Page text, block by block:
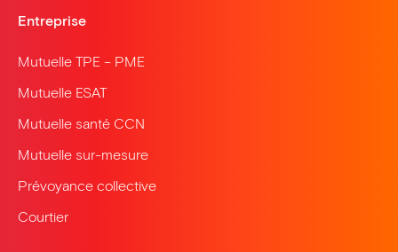
Entreprise
Mutuelle TPE – PME
Mutuelle ESAT
Mutuelle santé CCN
Mutuelle sur-mesure
Prévoyance collective
Courtier